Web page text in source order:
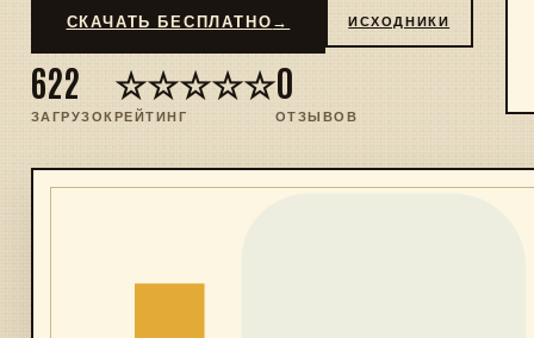
СКАЧАТЬ БЕСПЛАТНО → ИСХОДНИКИ
622
ЗАГРУЗОК
☆☆☆☆☆
РЕЙТИНГ
0
ОТЗЫВОВ